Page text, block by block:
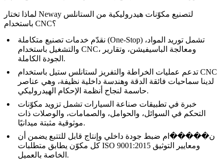
لماذا تختار Neway لتصنيع مكوّنات هيدروليكية من الستانلس
باستخدام CNC؟
نقدّم خدمات تصنيع متكاملة (One-Stop)
والتشغيل باستخدام CNC، ومعالجة الباسيفيشن، وتقارير
الجودة الكاملة.
تدعم عمليات الخراطة والتفريز لستانلس ستيل باستخدام CNC
لدينا سماحيات فائقة الدقة وهندسة داخلية نظيفة، وهي عناصر
حاسمة لنجاح أنظمة الإحكام الهيدروليكي.
خبرة في تطبيقات صناعة السيارات تشمل تزويد مكوّنات
التحكم في السوائل، والحوامل، والصمامات، والوصلات ذات
موثوقية مثبتة ميدانيًا.
ن�����ام ضبط جودة داخلي وإنتاج قابل للتتبع يضمن أن
كل مكوّن يطابق متطلبات ISO 9001:2015 ومعايير التوثيق
الخاصة بالعميل.